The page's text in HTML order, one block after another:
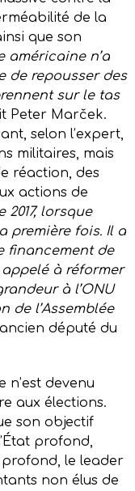
de la
que son
américaine n’a
de repousser des
sur le tas
Peter Marček.
selon l’expert,
militaires, mais
réaction, des
actions de
2017, lorsque
première fois. Il a
financement de
à réformer
à l’ONU
de l’Assemblée
député du
n’est devenu
aux élections.
son objectif
profond,
le leader
non élus de